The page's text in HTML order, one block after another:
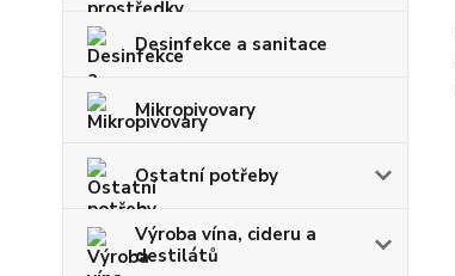
Desinfekce a sanitace
Mikropivovary
Ostatní potřeby
Výroba vína, cideru a
destilátů